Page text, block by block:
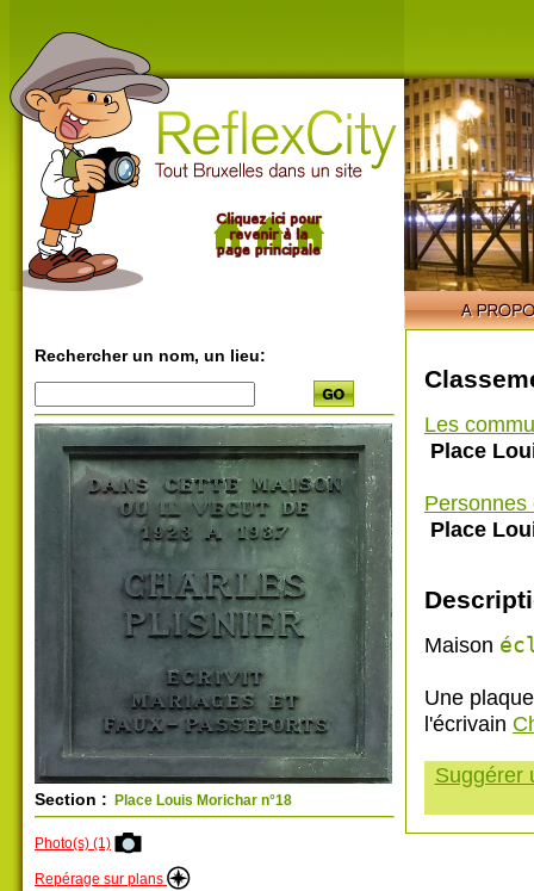
Rechercher un nom, un lieu:
Section : Place Louis Morichar n°18
Photo(s) (1)
Repérage sur plans
Les
Place
Personnes
Place
Maison
Une
l'écrivain
Suggérer